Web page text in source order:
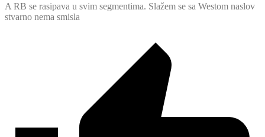
A RB se rasipava u svim segmentima. Slažem se sa Westom naslov
stvarno nema smisla